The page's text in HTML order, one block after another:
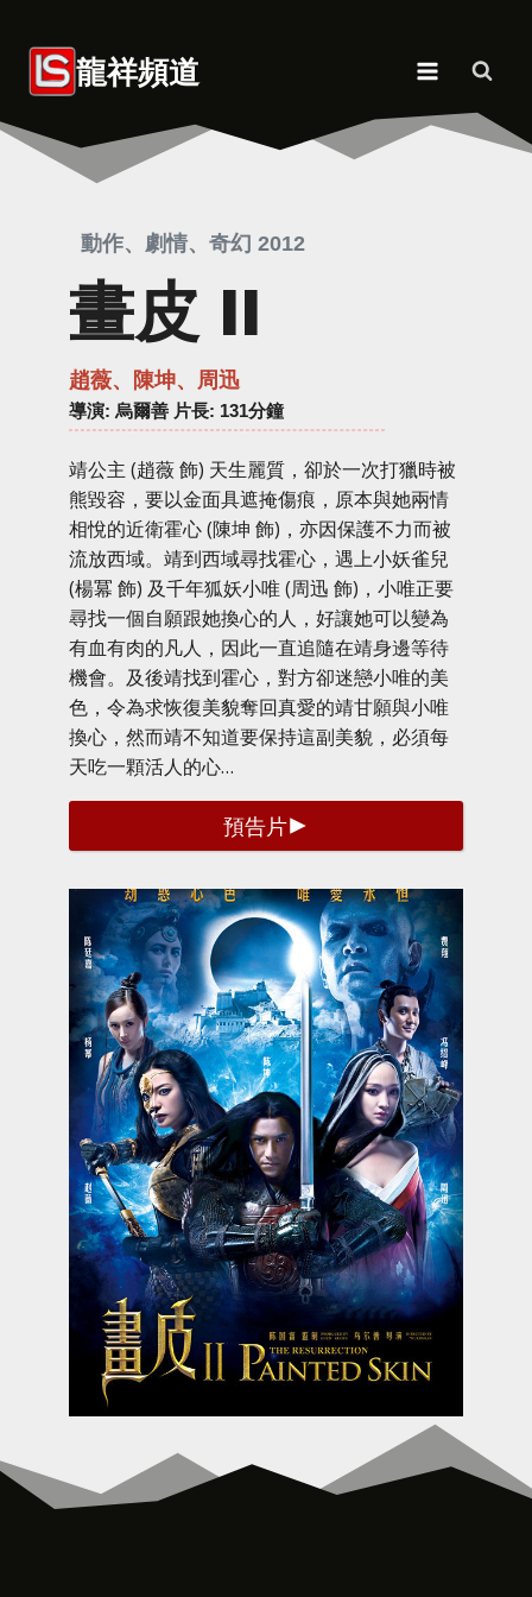
content 龍祥頻道
動作、劇情、奇幻 2012
畫皮 II
趙薇、陳坤、周迅
導演: 烏爾善 片長: 131分鐘
靖公主 (趙薇 飾) 天生麗質，卻於一次打獵時被
熊毀容，要以金面具遮掩傷痕，原本與她兩情
相悅的近衛霍心 (陳坤 飾)，亦因保護不力而被
流放西域。靖到西域尋找霍心，遇上小妖雀兒
(楊冪 飾) 及千年狐妖小唯 (周迅 飾)，小唯正要
尋找一個自願跟她換心的人，好讓她可以變為
有血有肉的凡人，因此一直追隨在靖身邊等待
機會。及後靖找到霍心，對方卻迷戀小唯的美
色，令為求恢復美貌奪回真愛的靖甘願與小唯
換心，然而靖不知道要保持這副美貌，必須每
天吃一顆活人的心…
預告片